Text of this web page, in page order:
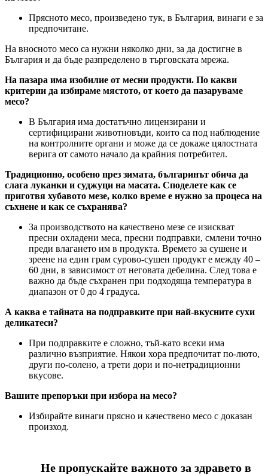
Прясното месо, произведено тук, в България, винаги е за
предпочитане.
На вносното месо са нужни няколко дни, за да достигне в
България и да бъде разпределено в търговската мрежа.
На пазара има изобилие от месни продукти. По какви
критерии да избираме мястото, от което да пазаруваме
месо?
В България има достатъчно лицензирани и
сертифицирани животновъди, които са под наблюдение
на контролните органи и може да се докаже цялостната
верига от самото начало да крайния потребител.
Традиционно, особено през зимата, българинът обича да
слага луканки и суджуци на масата. Споделете как се
приготвя хубавото мезе, колко време е нужно за процеса на
съхнене и как се съхранява?
За производството на качествено мезе се изискват
пресни охладени меса, пресни подправки, смлени точно
преди влагането им в продукта. Времето за сушене и
зреене на един грам сурово-сушен продукт е между 40 –
60 дни, в зависимост от неговата дебелина. След това е
важно да бъде съхранен при подходяща температура в
диапазон от 0 до 4 градуса.
А каква е тайната на подправките при най-вкусните сухи
деликатеси?
При подправките е сложно, тъй-като всеки има
различно възприятие. Някои хора предпочитат по-люто,
други по-солено, а трети дори и по-нетрадиционни
вкусове.
Вашите препоръки при избора на месо?
Избирайте винаги прясно и качествено месо с доказан
произход.
Не пропускайте важното за здравето в